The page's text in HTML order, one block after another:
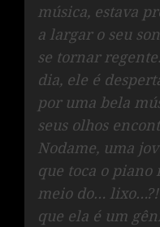
música, estava
a largar o seu
se tornar
dia, ele é
por uma bela
seus olhos
Nodame, uma
que toca o piano
meio do… lixo…?!
que ela é um